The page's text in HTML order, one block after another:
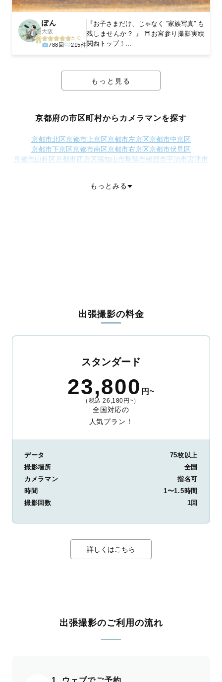
ぽん
大阪
5.0
788回 215件
『お子さまだけ、じゃなく ”家族写真” も
残しませんか？ 』 ⛩お宮参り撮影実績
関西トップ！...
もっと見る
京都府の市区町村からカメラマンを探す
京都市北区京都市上京区京都市左京区京都市中京区
京都市下京区京都市南区京都市右京区京都市伏見区
京都市山科区京都市西京区福知山市舞鶴市綾部市宇治市宮津市
相楽郡笠置町相楽郡和束町
もっとみる
出張撮影の料金
スタンダード
23,800 円~
（税込 26,180円~）
全国対応の
人気プラン！
データ
75枚以上
撮影場所
全国
カメラマン
指名可
時間
1〜1.5時間
撮影回数
1回
詳しくはこちら
出張撮影のご利用の流れ